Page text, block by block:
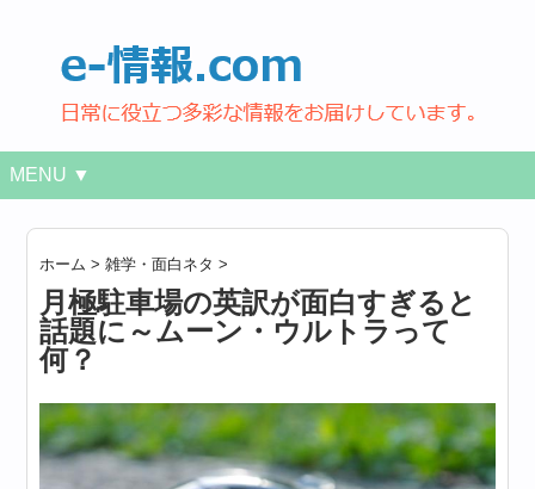
MENU ▼
ホーム >雑学・面白ネタ >
月極駐車場の英訳が面白すぎると
話題に～ムーン・ウルトラって
何？